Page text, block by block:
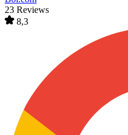
23 Reviews
8,3